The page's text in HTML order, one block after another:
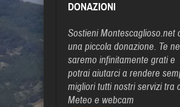
DONAZIONI
Sostieni Montescaglioso.net
una piccola donazione. Te ne
saremo infinitamente grati e
potrai aiutarci a rendere
migliori tutti nostri servizi tra
Meteo e webcam